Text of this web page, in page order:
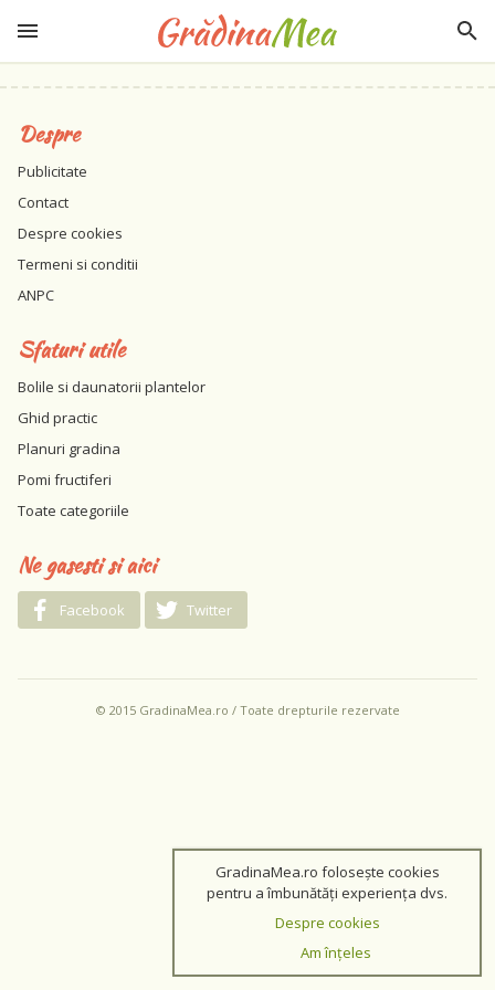
Despre
Publicitate
Contact
Despre cookies
Termeni si conditii
ANPC
Sfaturi utile
Bolile si daunatorii plantelor
Ghid practic
Planuri gradina
Pomi fructiferi
Toate categoriile
Ne gasesti si aici
Facebook Twitter
© 2015 GradinaMea.ro / Toate drepturile rezervate
GradinaMea.ro folosește cookies
pentru a îmbunătăți experiența dvs.
Despre cookies
Am înțeles